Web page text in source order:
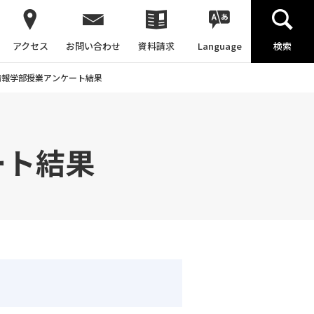
アクセス お問い合わせ 資料請求 Language 検索
学部授業アンケート結果
結果